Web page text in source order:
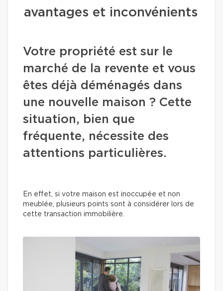
avantages et inconvénients
Votre propriété est sur le
marché de la revente et vous
êtes déjà déménagés dans
une nouvelle maison ? Cette
situation, bien que
fréquente, nécessite des
attentions particulières.
En effet, si votre maison est inoccupée et non
meublée, plusieurs points sont à considérer lors de
cette transaction immobilière.